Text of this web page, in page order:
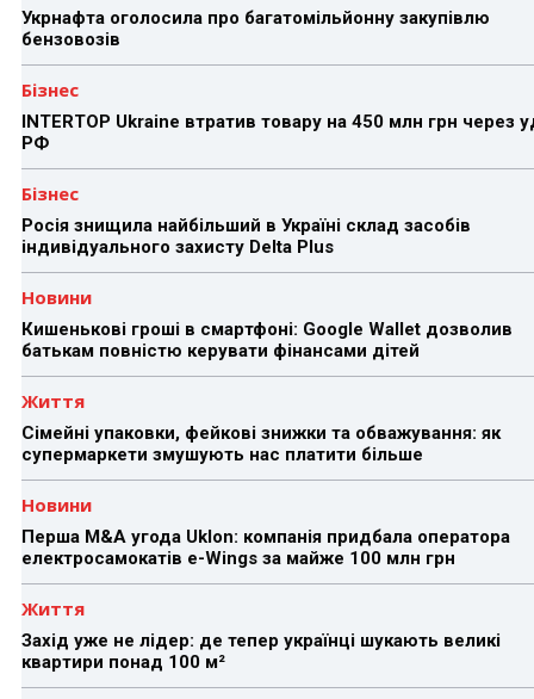
Укрнафта оголосила про багатомільйонну закупівлю
бензовозів
Бізнес
INTERTOP Ukraine втратив товару на 450 млн грн через
РФ
Бізнес
Росія знищила найбільший в Україні склад засобів
індивідуального захисту Delta Plus
Новини
Кишенькові гроші в смартфоні: Google Wallet дозволив
батькам повністю керувати фінансами дітей
Життя
Сімейні упаковки, фейкові знижки та обважування: як
супермаркети змушують нас платити більше
Новини
Перша M&A угода Uklon: компанія придбала оператора
електросамокатів e-Wings за майже 100 млн грн
Життя
Захід уже не лідер: де тепер українці шукають великі
квартири понад 100 м²